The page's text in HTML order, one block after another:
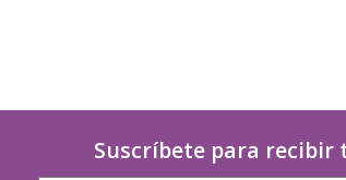
Suscríbete para recibir